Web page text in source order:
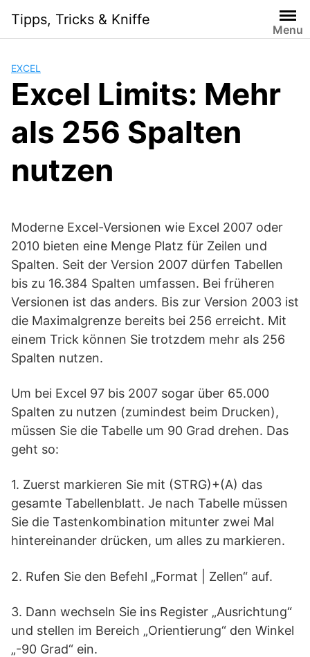
content
Tipps, Tricks & Kniffe
Menu
EXCEL
Excel Limits: Mehr
als 256 Spalten
nutzen
Moderne Excel-Versionen wie Excel 2007 oder
2010 bieten eine Menge Platz für Zeilen und
Spalten. Seit der Version 2007 dürfen Tabellen
bis zu 16.384 Spalten umfassen. Bei früheren
Versionen ist das anders. Bis zur Version 2003 ist
die Maximalgrenze bereits bei 256 erreicht. Mit
einem Trick können Sie trotzdem mehr als 256
Spalten nutzen.
Um bei Excel 97 bis 2007 sogar über 65.000
Spalten zu nutzen (zumindest beim Drucken),
müssen Sie die Tabelle um 90 Grad drehen. Das
geht so:
1. Zuerst markieren Sie mit (STRG)+(A) das
gesamte Tabellenblatt. Je nach Tabelle müssen
Sie die Tastenkombination mitunter zwei Mal
hintereinander drücken, um alles zu markieren.
2. Rufen Sie den Befehl „Format | Zellen“ auf.
3. Dann wechseln Sie ins Register „Ausrichtung“
und stellen im Bereich „Orientierung“ den Winkel
„-90 Grad“ ein.